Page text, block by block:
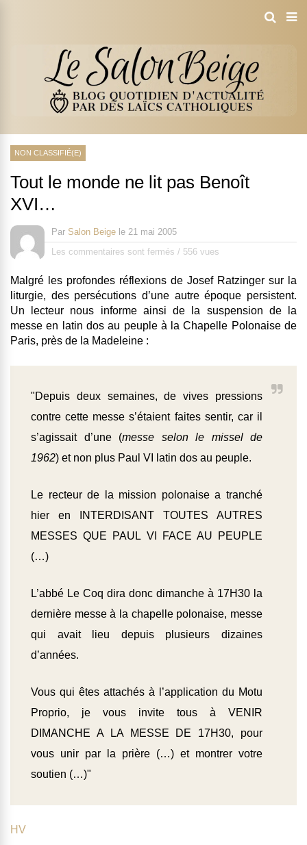
NON CLASSIFIÉ(E)
Tout le monde ne lit pas Benoît
XVI…
Par Salon Beige le 21 mai 2005
Les commentaires sont fermés / 556 vues
Malgré les profondes réflexions de Josef Ratzinger sur la
liturgie, des persécutions d’une autre époque persistent.
Un lecteur nous informe ainsi de la suspension de la
messe en latin dos au peuple à la Chapelle Polonaise de
Paris, près de la Madeleine :
"Depuis deux semaines, de vives pressions
contre cette messe s’étaient faites sentir, car il
s’agissait d’une (messe selon le missel de
1962) et non plus Paul VI latin dos au peuple.
Le recteur de la mission polonaise a tranché
hier en INTERDISANT TOUTES AUTRES
MESSES QUE PAUL VI FACE AU PEUPLE
(…)
L’abbé Le Coq dira donc dimanche à 17H30 la
dernière messe à la chapelle polonaise, messe
qui avait lieu depuis plusieurs dizaines
d’années.
Vous qui êtes attachés à l’application du Motu
Proprio, je vous invite tous à VENIR
DIMANCHE A LA MESSE DE 17H30, pour
vous unir par la prière (…) et montrer votre
soutien (…)"
HV